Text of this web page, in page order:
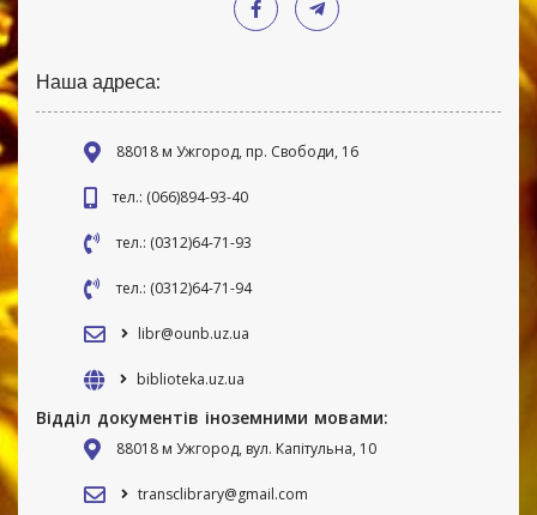
Наша адреса:
88018 м Ужгород, пр. Свободи, 16
тел.: (066)894-93-40
тел.: (0312)64-71-93
тел.: (0312)64-71-94
libr@ounb.uz.ua
biblioteka.uz.ua
Відділ документів іноземними мовами:
88018 м Ужгород, вул. Капітульна, 10
transclibrary@gmail.com